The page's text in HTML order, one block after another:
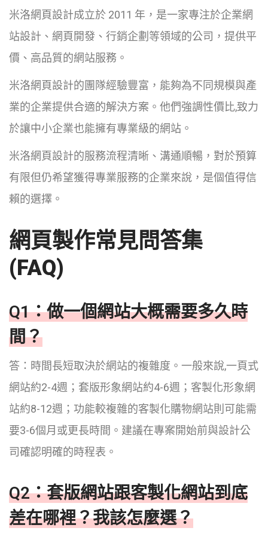
米洛網頁設計成立於 2011 年，是一家專注於企業網
站設計、網頁開發、行銷企劃等領域的公司，提供平
價、高品質的網站服務。
米洛網頁設計的團隊經驗豐富，能夠為不同規模與產
業的企業提供合適的解決方案。他們強調性價比,致力
於讓中小企業也能擁有專業級的網站。
米洛網頁設計的服務流程清晰、溝通順暢，對於預算
有限但仍希望獲得專業服務的企業來說，是個值得信
賴的選擇。
網頁製作常見問答集
(FAQ)
Q1：做一個網站大概需要多久時
間？
答：時間長短取決於網站的複雜度。一般來說,一頁式
網站約2-4週；套版形象網站約4-6週；客製化形象網
站約8-12週；功能較複雜的客製化購物網站則可能需
要3-6個月或更長時間。建議在專案開始前與設計公
司確認明確的時程表。
Q2：套版網站跟客製化網站到底
差在哪裡？我該怎麼選？